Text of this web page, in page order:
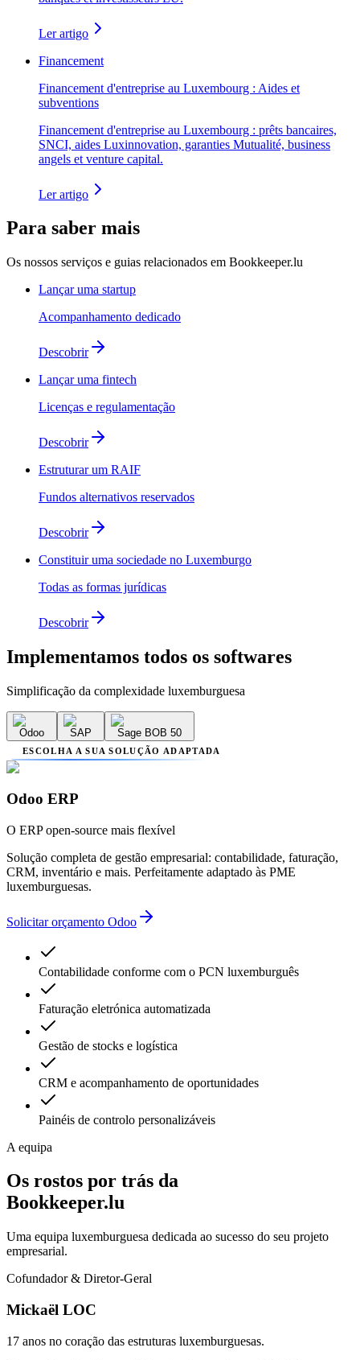
Ler artigo
Financement
Financement d'entreprise au Luxembourg : Aides et
subventions
Financement d'entreprise au Luxembourg : prêts bancaires,
SNCI, aides Luxinnovation, garanties Mutualité, business
angels et venture capital.
Ler artigo
Para saber mais
Os nossos serviços e guias relacionados em Bookkeeper.lu
Lançar uma startup
Acompanhamento dedicado
Descobrir
Lançar uma fintech
Licenças e regulamentação
Descobrir
Estruturar um RAIF
Fundos alternativos reservados
Descobrir
Constituir uma sociedade no Luxemburgo
Todas as formas jurídicas
Descobrir
Implementamos todos os softwares
Simplificação da complexidade luxemburguesa
Odoo SAP Sage BOB 50
ESCOLHA A SUA SOLUÇÃO ADAPTADA
Odoo ERP
O ERP open-source mais flexível
Solução completa de gestão empresarial: contabilidade, faturação,
CRM, inventário e mais. Perfeitamente adaptado às PME
luxemburguesas.
Solicitar orçamento Odoo
Contabilidade conforme com o PCN luxemburguês
Faturação eletrónica automatizada
Gestão de stocks e logística
CRM e acompanhamento de oportunidades
Painéis de controlo personalizáveis
A equipa
Os rostos por trás da
Bookkeeper.lu
Uma equipa luxemburguesa dedicada ao sucesso do seu projeto
empresarial.
Cofundador & Diretor-Geral
Mickaël LOC
17 anos no coração das estruturas luxemburguesas.